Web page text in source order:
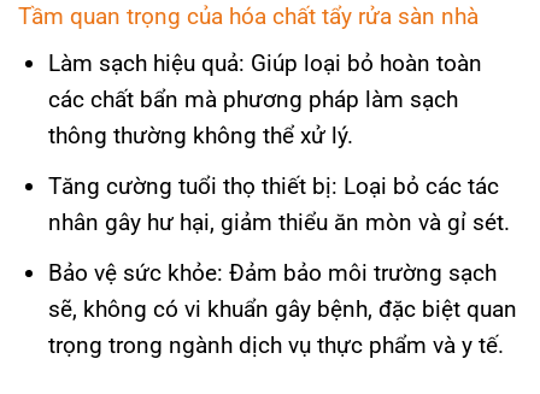
Tầm quan trọng của hóa chất tẩy rửa sàn nhà
Làm sạch hiệu quả: Giúp loại bỏ hoàn toàn
các chất bẩn mà phương pháp làm sạch
thông thường không thể xử lý.
Tăng cường tuổi thọ thiết bị: Loại bỏ các tác
nhân gây hư hại, giảm thiểu ăn mòn và gỉ sét.
Bảo vệ sức khỏe: Đảm bảo môi trường sạch
sẽ, không có vi khuẩn gây bệnh, đặc biệt quan
trọng trong ngành dịch vụ thực phẩm và y tế.